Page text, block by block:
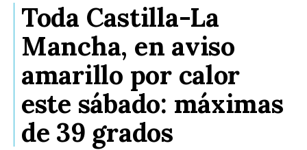
Toda Castilla-La
Mancha, en aviso
amarillo por calor
este sábado: máximas
de 39 grados